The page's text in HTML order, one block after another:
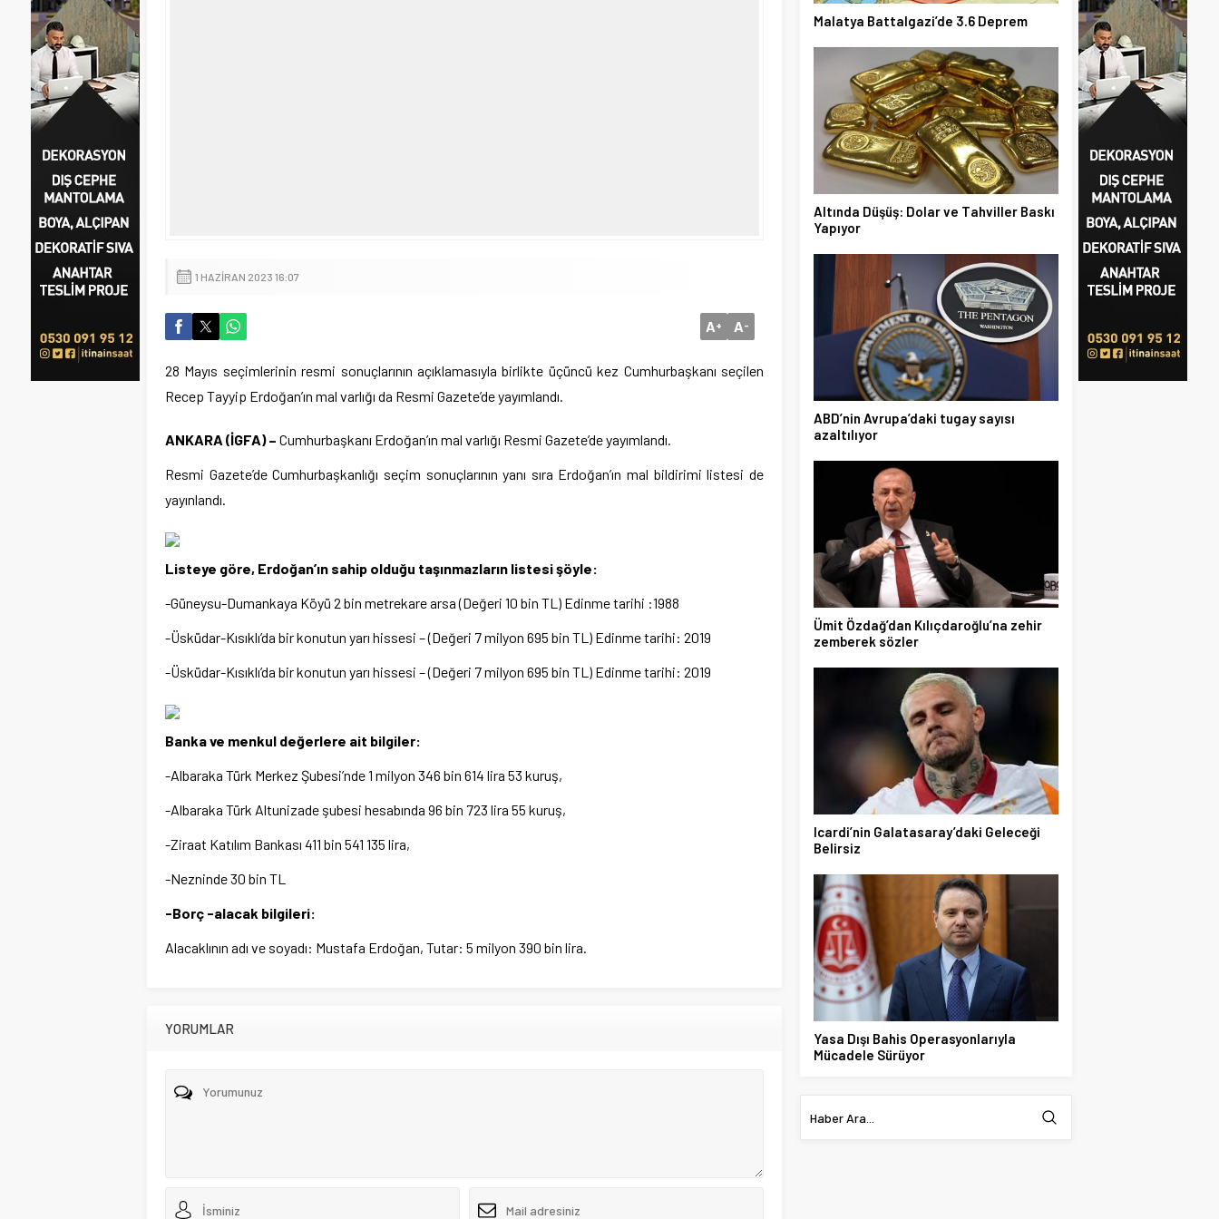
1 HAZIRAN 2023 16:07
A+ A-
28 Mayıs seçimlerinin resmi sonuçlarının açıklamasıyla birlikte üçüncü kez Cumhurbaşkanı seçilen
Recep Tayyip Erdoğan’ın mal varlığı da Resmi Gazete’de yayımlandı.
ANKARA (İGFA) – Cumhurbaşkanı Erdoğan’ın mal varlığı Resmi Gazete’de yayımlandı.
Resmi Gazete’de Cumhurbaşkanlığı seçim sonuçlarının yanı sıra Erdoğan’ın mal bildirimi listesi de
yayınlandı.
Listeye göre, Erdoğan’ın sahip olduğu taşınmazların listesi şöyle:
-Güneysu-Dumankaya Köyü 2 bin metrekare arsa (Değeri 10 bin TL) Edinme tarihi :1988
-Üsküdar-Kısıklı’da bir konutun yarı hissesi – (Değeri 7 milyon 695 bin TL) Edinme tarihi: 2019
-Üsküdar-Kısıklı’da bir konutun yarı hissesi – (Değeri 7 milyon 695 bin TL) Edinme tarihi: 2019
Banka ve menkul değerlere ait bilgiler:
-Albaraka Türk Merkez Şubesi’nde 1 milyon 346 bin 614 lira 53 kuruş,
-Albaraka Türk Altunizade şubesi hesabında 96 bin 723 lira 55 kuruş,
-Ziraat Katılım Bankası 411 bin 541 135 lira,
-Nezninde 30 bin TL
-Borç -alacak bilgileri:
Alacaklının adı ve soyadı: Mustafa Erdoğan, Tutar: 5 milyon 390 bin lira.
YORUMLAR
Malatya Battalgazi’de 3.6 Deprem
Altında Düşüş: Dolar ve Tahviller Baskı
Yapıyor
ABD’nin Avrupa’daki tugay sayısı
azaltılıyor
Ümit Özdağ’dan Kılıçdaroğlu’na zehir
zemberek sözler
Icardi’nin Galatasaray’daki Geleceği
Belirsiz
Yasa Dışı Bahis Operasyonlarıyla
Mücadele Sürüyor